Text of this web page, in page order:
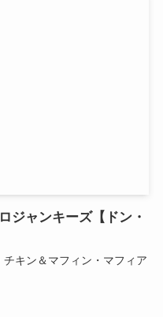
ジャンキーズ【ドン・
キン＆マフィン・マフィア